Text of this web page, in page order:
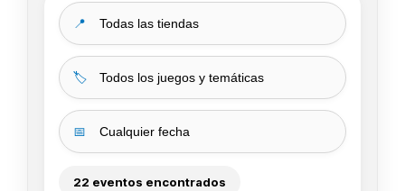
📍
🏷️
📅
22 eventos encontrados